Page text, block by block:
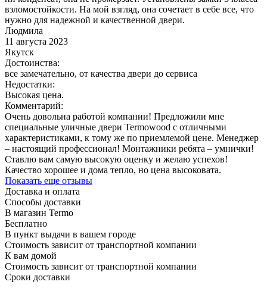
взломостойкости. На мой взгляд, она сочетает в себе все, что
нужно для надежной и качественной двери.
Людмила
11 августа 2023
Якутск
Достоинства:
все замечательно, от качества двери до сервиса
Недостатки:
Высокая цена.
Комментарий:
Очень довольна работой компании! Предложили мне
специальные уличные двери Termowood с отличными
характеристиками, к тому же по приемлемой цене. Менеджер
– настоящий профессионал! Монтажники ребята – умнички!
Ставлю вам самую высокую оценку и желаю успехов!
Качество хорошее и дома тепло, но цена высоковата.
Показать еще отзывы
Доставка и оплата
Способы доставки
В магазин Termo
Бесплатно
В пункт выдачи в вашем городе
Стоимость зависит от транспортной компании
К вам домой
Стоимость зависит от транспортной компании
Сроки доставки